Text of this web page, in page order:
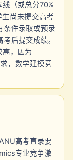
（或总分70%
尚未提交高考
条件录取或预录
后提交成绩。
高，因为
，数学建模竞
高考直录要
专业竞争激